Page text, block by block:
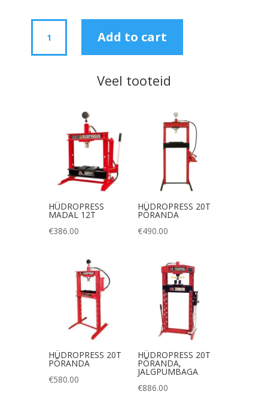
130-
Add to cart
Veel tooteid
HÜDROPRESS
MADAL 12T
€386.00
HÜDROPRESS 20T
PÕRANDA
€490.00
HÜDROPRESS 20T
PÕRANDA
€580.00
HÜDROPRESS 20T
PÕRANDA,
JALGPUMBAGA
€886.00